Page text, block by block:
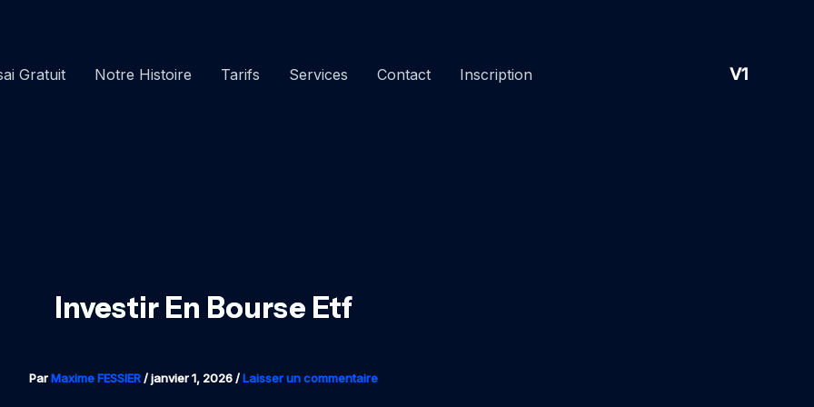
Gratuit Notre Histoire Tarifs Services Contact Inscription V1
Investir En Bourse Etf
ParMaxime FESSIER/janvier 1, 2026/Laisser un commentaire